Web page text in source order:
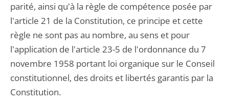
parité, ainsi qu'à la règle de compétence posée par
l'article 21 de la Constitution, ce principe et cette
règle ne sont pas au nombre, au sens et pour
l'application de l'article 23-5 de l'ordonnance du 7
novembre 1958 portant loi organique sur le Conseil
constitutionnel, des droits et libertés garantis par la
Constitution.